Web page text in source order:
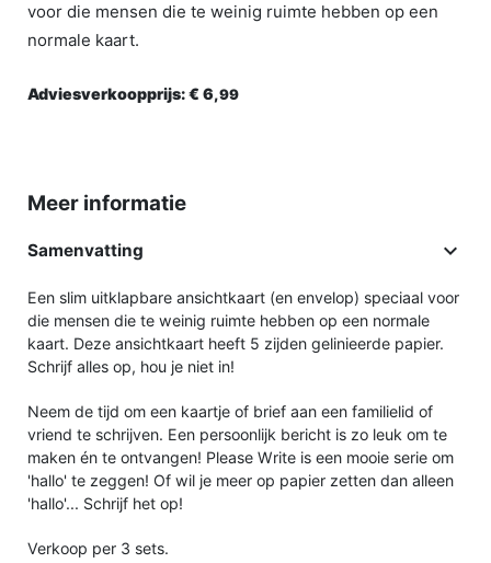
voor die mensen die te weinig ruimte hebben op een
normale kaart.
Adviesverkoopprijs:€ 6,99
Meer informatie
Samenvatting 
Een slim uitklapbare ansichtkaart (en envelop) speciaal voor
die mensen die te weinig ruimte hebben op een normale
kaart. Deze ansichtkaart heeft 5 zijden gelinieerde papier.
Schrijf alles op, hou je niet in!
Neem de tijd om een kaartje of brief aan een familielid of
vriend te schrijven. Een persoonlijk bericht is zo leuk om te
maken én te ontvangen! Please Write is een mooie serie om
'hallo' te zeggen! Of wil je meer op papier zetten dan alleen
'hallo'... Schrijf het op!
Verkoop per 3 sets.